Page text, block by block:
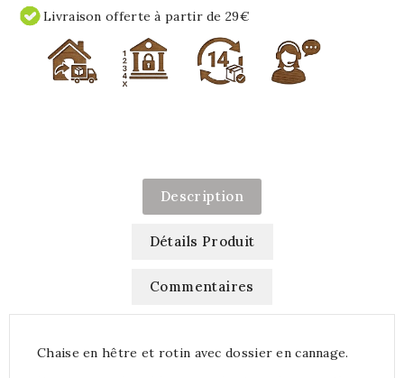
Livraison offerte à partir de 29€
Description
Détails Produit
Commentaires
Chaise en hêtre et rotin avec dossier en cannage.